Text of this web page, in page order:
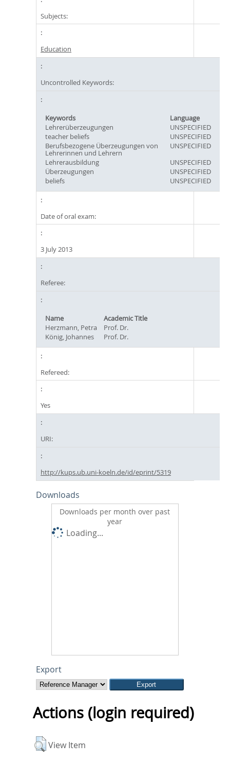
Subjects:
Education
Uncontrolled Keywords:
Keywords
Language
Lehrerüberzeugungen
UNSPECIFIED
teacher beliefs
UNSPECIFIED
Berufsbezogene Überzeugungen von
Lehrerinnen und Lehrern
UNSPECIFIED
Lehrerausbildung
UNSPECIFIED
Überzeugungen
UNSPECIFIED
beliefs
UNSPECIFIED
Date of oral exam:
3 July 2013
Referee:
Name
Academic Title
Herzmann, Petra
Prof. Dr.
König, Johannes
Prof. Dr.
Refereed:
Yes
URI:
http://kups.ub.uni-koeln.de/id/eprint/5319
Downloads
Downloads per month over past
year
Loading...
Export
Actions (login required)
View Item